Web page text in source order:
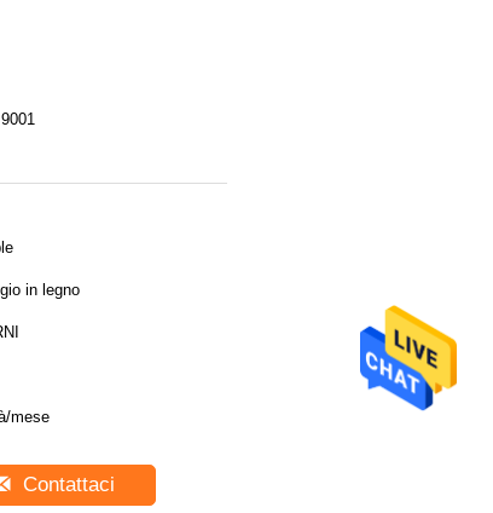
in legno
mese
Contattaci